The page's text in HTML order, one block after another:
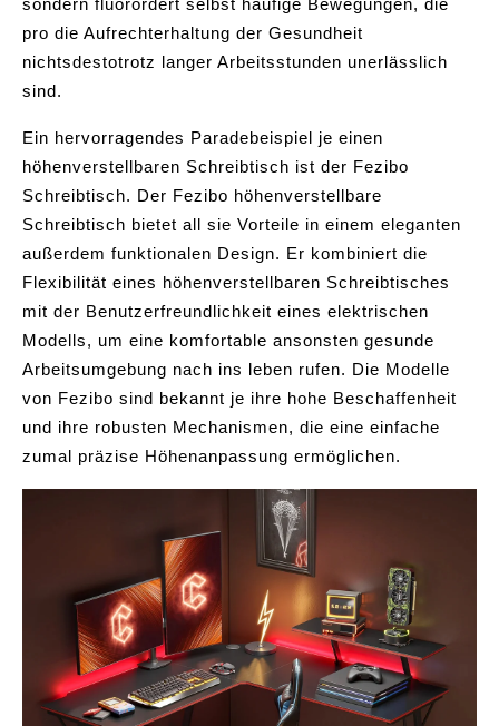
sondern fluorördert selbst häufige Bewegungen, die
pro die Aufrechterhaltung der Gesundheit
nichtsdestotrotz langer Arbeitsstunden unerlässlich
sind.
Ein hervorragendes Paradebeispiel je einen
höhenverstellbaren Schreibtisch ist der Fezibo
Schreibtisch. Der Fezibo höhenverstellbare
Schreibtisch bietet all sie Vorteile in einem eleganten
außerdem funktionalen Design. Er kombiniert die
Flexibilität eines höhenverstellbaren Schreibtisches
mit der Benutzerfreundlichkeit eines elektrischen
Modells, um eine komfortable ansonsten gesunde
Arbeitsumgebung nach ins leben rufen. Die Modelle
von Fezibo sind bekannt je ihre hohe Beschaffenheit
und ihre robusten Mechanismen, die eine einfache
zumal präzise Höhenanpassung ermöglichen.